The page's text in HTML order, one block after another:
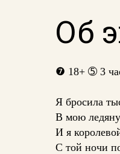
Об
❼ 18+ ➄ 3
Я бросила
В мою
И я
С той ночи